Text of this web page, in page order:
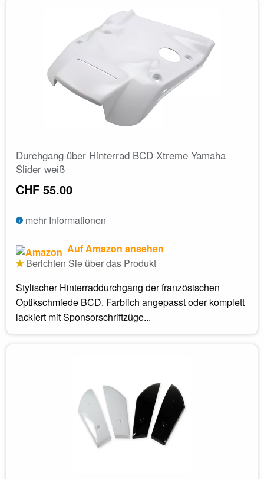
Durchgang über Hinterrad BCD Xtreme Yamaha
Slider weiß
CHF 55.00
mehr Informationen
Auf Amazon ansehen
Berichten Sie über das Produkt
Stylischer Hinterraddurchgang der französischen
Optikschmiede BCD. Farblich angepasst oder komplett
lackiert mit Sponsorschriftzüge...